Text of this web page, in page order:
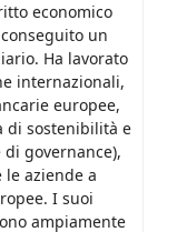
economico
un
Ha lavorato
internazionali,
europee,
di sostenibilità e
di governance),
le aziende a
I suoi
ampiamente